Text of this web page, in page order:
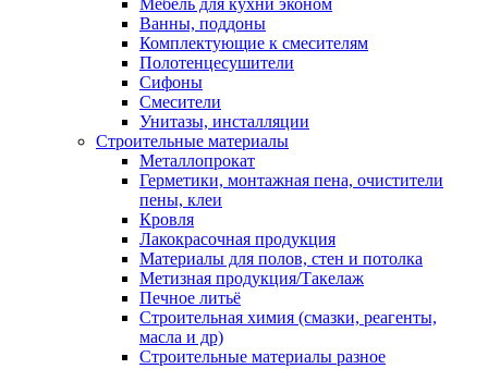
Мебель для кухни эконом
Ванны, поддоны
Комплектующие к смесителям
Полотенцесушители
Сифоны
Смесители
Унитазы, инсталляции
Строительные материалы
Металлопрокат
Герметики, монтажная пена, очистители
пены, клеи
Кровля
Лакокрасочная продукция
Материалы для полов, стен и потолка
Метизная продукция/Такелаж
Печное литьё
Строительная химия (смазки, реагенты,
масла и др)
Строительные материалы разное